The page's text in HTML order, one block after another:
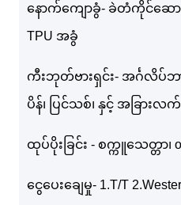
နောက်ကျောခွံ- ခဲတံကိုင်ဆေ
TPU အခွံ
ကီးဘုတ်ဗားရှင်း- အင်္ဂလိပ်ဘ
ပိန်၊ ပြင်သစ်၊ နှင့် အခြားလ
ထုပ်ပိုးခြင်း - စက္ကူသေတ္တာ၊
ငွေပေးချေမှု- 1.T/T